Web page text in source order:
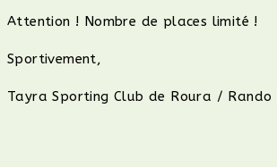
Attention ! Nombre de places limité !
Sportivement,
Tayra Sporting Club de Roura / Rando